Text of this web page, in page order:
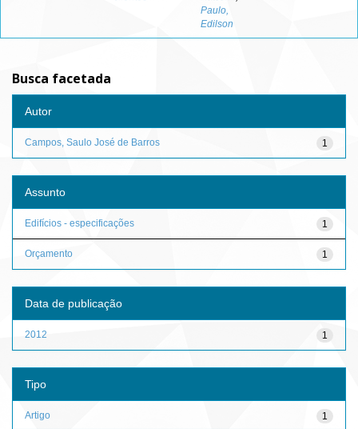
Paulo,
Edilson
Busca facetada
Autor
1
Campos, Saulo José de Barros
Assunto
1
Edifícios - especificações
1
Orçamento
Data de publicação
1
2012
Tipo
1
Artigo